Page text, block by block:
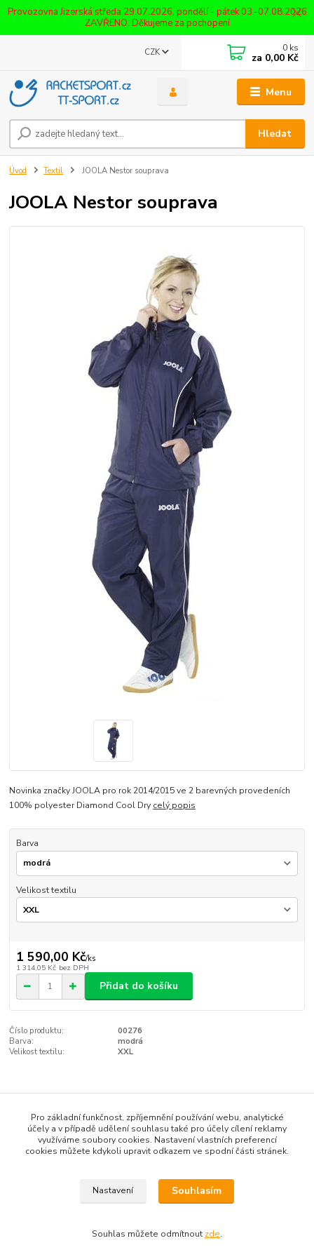
Provozovna Jizerská středa 29.07.2026, pondělí - pátek 03.-07.08.2026
ZAVŘENO. Děkujeme za pochopení
Menu
CZK
Hledat
0 ks
za 0,00 Kč
Úvod Textil JOOLA Nestor souprava
JOOLA Nestor souprava
Novinka značky JOOLA pro rok 2014/2015 ve 2 barevných provedeních
100% polyester Diamond Cool Dry celý popis
Barva
Velikost textilu
1 590,00 Kč/ks
1 314,05 Kč bez DPH
Přidat do košíku
Číslo produktu:
00276
Barva:
modrá
Velikost textilu:
XXL
Novinka značky JOOLA pro rok 2014/2015 ve 2 barevných
provedeních
Pro základní funkčnost, zpříjemnění používání webu, analytické
účely a v případě udělení souhlasu také pro účely cílení reklamy
využíváme soubory cookies. Nastavení vlastních preferencí
cookies můžete kdykoli upravit odkazem ve spodní části stránek.
Nastavení Souhlasím
Souhlas můžete odmítnout zde.